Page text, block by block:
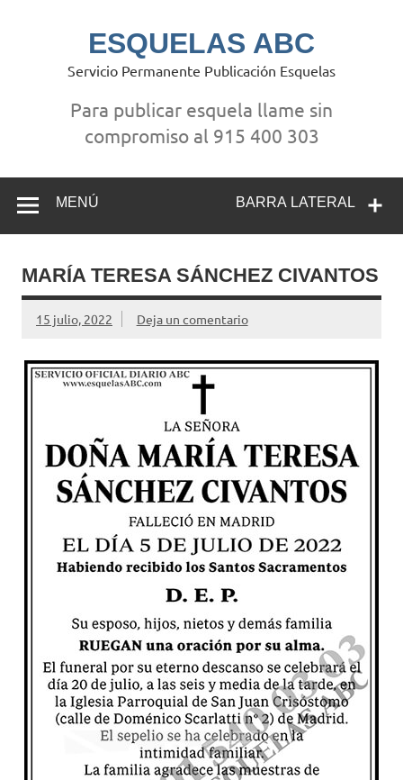
ESQUELAS ABC
Servicio Permanente Publicación Esquelas
Para publicar esquela llame sin
compromiso al 915 400 303
BARRA LATERAL
MENÚ
MARÍA TERESA SÁNCHEZ CIVANTOS
15 julio, 2022 Deja un comentario